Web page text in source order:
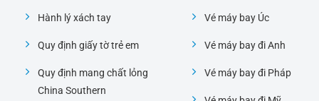
Hành lý xách tay
Quy định giấy tờ trẻ em
Quy định mang chất lỏng
China Southern
Vé máy bay Úc
Vé máy bay đi Anh
Vé máy bay đi Pháp